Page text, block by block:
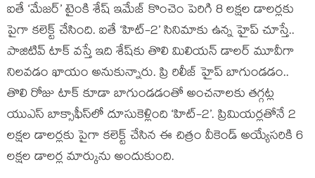
ఐతే ‘మేజర్’ టైంకి శేష్ ఇమేజ్ కొంచెం పెరిగి 8 లక్షల డాలర్లకు
పైగా కలెక్ట్ చేసింది. ఐతే ‘హిట్-2’ సినిమాకు ఉన్న హైప్ చూస్తే..
పాజిటివ్ టాక్ వస్తే ఇది శేష్‌కు తొలి మిలియన్ డాలర్ మూవీగా
నిలవడం ఖాయం అనుకున్నారు. ప్రి రిలీజ్ హైప్ బాగుండడం..
తొలి రోజు టాక్ కూడా బాగుండడంతో అంచనాలకు తగ్గట్ల
యుఎస్ బాక్సాఫీస్‌లో దూసుకెళ్లింది ‘హిట్-2’. ప్రిమియర్లతోనే 2
లక్షల డాలర్లకు పైగా కలెక్ట్ చేసిన ఈ చిత్రం వీకెండ్ అయ్యేసరికి 6
లక్షల డాలర్ల మార్కును అందుకుంది.